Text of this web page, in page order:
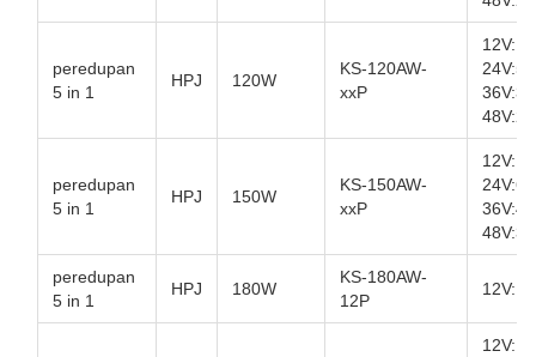
peredupan
5 in 1
HPJ 120W
KS-120AW-
xxP
peredupan
5 in 1
HPJ 150W
KS-150AW-
xxP
peredupan
5 in 1
HPJ 180W
KS-180AW-
12P